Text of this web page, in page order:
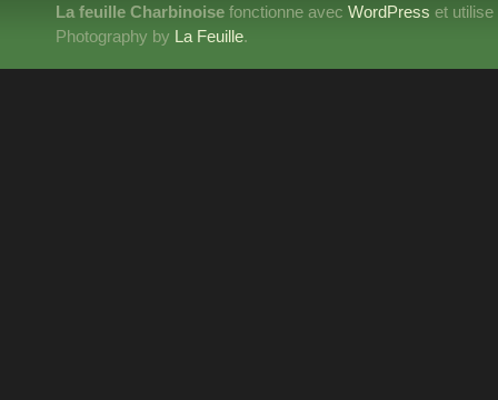
La feuille Charbinoise fonctionne avec WordPress et
Photography by La Feuille.